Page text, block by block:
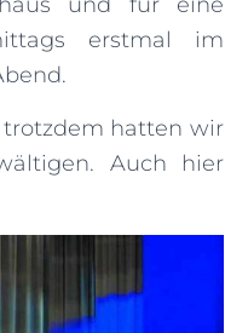
erstmal im
trotzdem hatten wir
Auch hier